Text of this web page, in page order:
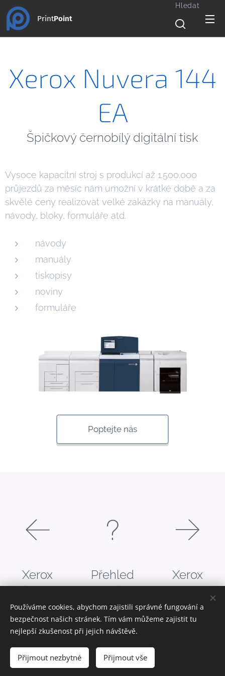
PrintPoint
Hledat
Xerox Nuvera 144
EA
Špičkový černobílý digitální tisk
Vysoce kapacitní stroj s produkcí až 1.500.000
průjezdů za měsíc nám umožní v krátké době a za
skvělé ceny realizovat velké zakázky na manuály,
návody, bloky, formuláře atd.
návody
manuály
tiskopisy
noviny
formuláře
Poptejte nás
Xerox
Iridesse
Přehled
strojů
Xerox
Versant
design I Grafické studio I Realizace reklamních kampaní I
© 2026 PrintPoint s.r.o.
Cookies
Používáme cookies, abychom zajistili správné fungování a
bezpečnost našich stránek. Tím vám můžeme zajistit tu
nejlepší zkušenost při jejich návštěvě.
Přijmout nezbytné Přijmout vše